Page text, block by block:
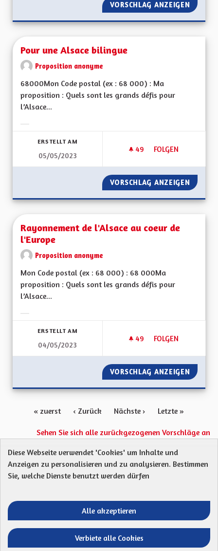
VORSCHLAG ANZEIGEN
Pour une Alsace bilingue
Proposition anonyme
68000Mon Code postal (ex : 68 000) : Ma
proposition : Quels sont les grands défis pour
l’Alsace...
ERSTELLT AM
05/05/2023
49 49 FOLLOWER
FOLGEN
POUR UNE ALSACE
VORSCHLAG ANZEIGEN POUR
Rayonnement de l'Alsace au coeur de
l'Europe
Proposition anonyme
Mon Code postal (ex : 68 000) : 68 000Ma
proposition : Quels sont les grands défis pour
l’Alsace...
ERSTELLT AM
04/05/2023
49 49 FOLLOWER
FOLGEN
RAYONNEMENT
VORSCHLAG ANZEIGEN
« zuerst ‹ Zurück Nächste › Letzte »
Sehen Sie sich alle zurückgezogenen Vorschläge an
Protection des Données
Charte de contribution
Mentions légales
Was sind Gremien?
Standardtitel für initiatives
Open Data Dateien herunterladen
Entre vos mains - Collectivité
Entre vos mains - Collectivité
Entre vos mains - Collectivité
Entre vos mains -
Diese Webseite verwendet 'Cookies' um Inhalte und
Anzeigen zu personalisieren und zu analysieren. Bestimmen
Sie, welche Dienste benutzt werden dürfen
Alle akzeptieren
Verbiete alle Cookies